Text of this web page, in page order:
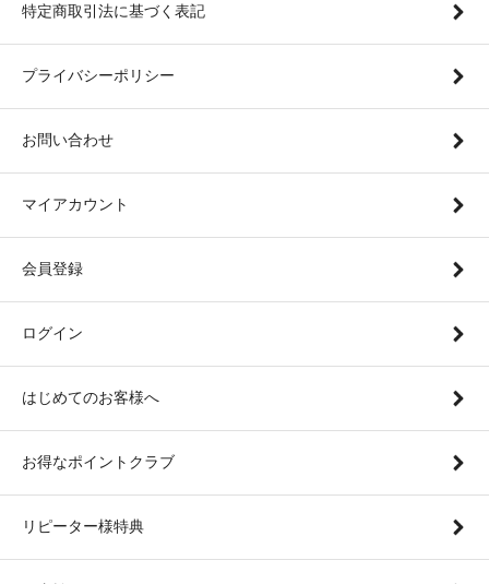
特定商取引法に基づく表記
プライバシーポリシー
お問い合わせ
マイアカウント
会員登録
ログイン
はじめてのお客様へ
お得なポイントクラブ
リピーター様特典